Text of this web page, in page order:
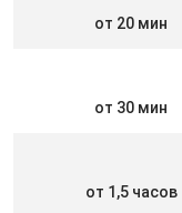
от 20 мин
от 30 мин
от 1,5 часов